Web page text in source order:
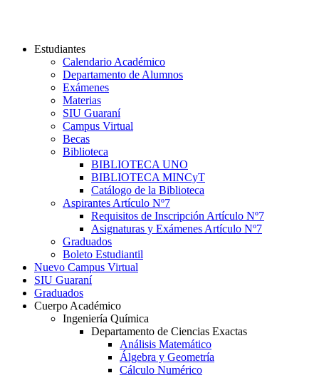
Estudiantes
Calendario Académico
Departamento de Alumnos
Exámenes
Materias
SIU Guaraní
Campus Virtual
Becas
Biblioteca
BIBLIOTECA UNO
BIBLIOTECA MINCyT
Catálogo de la Biblioteca
Aspirantes Artículo Nº7
Requisitos de Inscripción Artículo Nº7
Asignaturas y Exámenes Artículo Nº7
Graduados
Boleto Estudiantil
Nuevo Campus Virtual
SIU Guaraní
Graduados
Cuerpo Académico
Ingeniería Química
Departamento de Ciencias Exactas
Análisis Matemático
Álgebra y Geometría
Cálculo Numérico